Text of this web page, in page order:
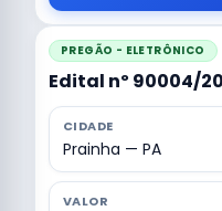
PREGÃO - ELETRÔNICO
Edital nº 90004/
CIDADE
Prainha — PA
VALOR